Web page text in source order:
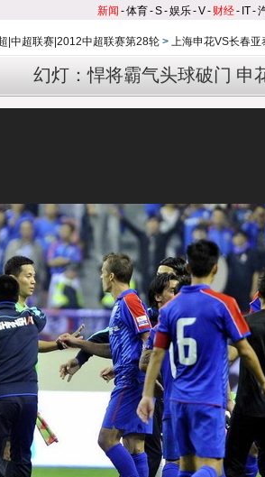
新闻 -体育-S-娱乐-V- 财经- IT-
|中超联赛|2012中超联赛第28轮 > 上海申花VS长春亚
幻灯：悍将霸气头球破门 申